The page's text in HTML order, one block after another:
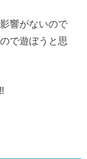
響がないので
で遊ぼうと思